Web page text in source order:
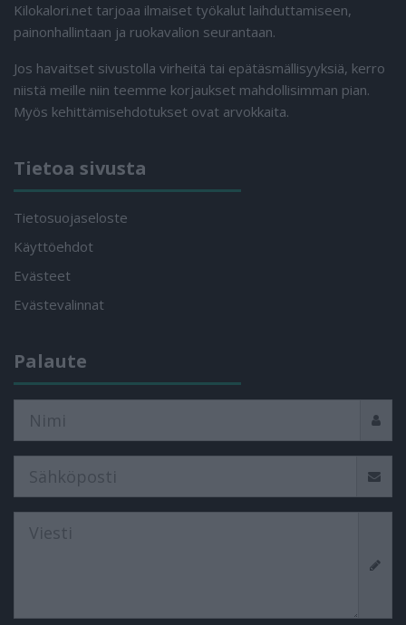
Kilokalori.net tarjoaa ilmaiset työkalut laihduttamiseen,
painonhallintaan ja ruokavalion seurantaan.
Jos havaitset sivustolla virheitä tai epätäsmällisyyksiä, kerro
niistä meille niin teemme korjaukset mahdollisimman pian.
Myös kehittämisehdotukset ovat arvokkaita.
Tietoa sivusta
Tietosuojaseloste
Käyttöehdot
Evästeet
Evästevalinnat
Palaute